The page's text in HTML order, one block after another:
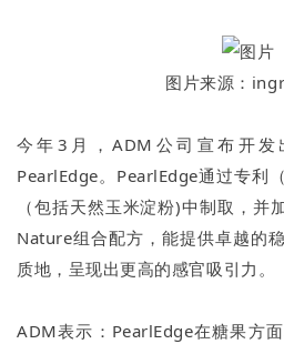
图片来源：
今年3月，ADM公司宣布开发
PearlEdge。PearlEdge通过专利
（包括天然玉米淀粉)中制取，
Nature组合配方，能提供卓越的
质地，呈现出更高的感官吸引力。
ADM表示：PearlEdge在糖果方